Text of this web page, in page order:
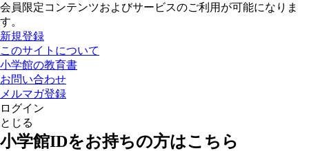
会員限定コンテンツおよびサービスのご利用が可能になりま
す。
新規登録
このサイトについて
小学館の教育書
お問い合わせ
メルマガ登録
ログイン
とじる
小学館IDをお持ちの方はこちら